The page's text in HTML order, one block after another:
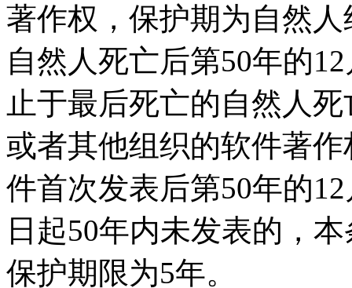
著作权，保护期为自然
自然人死亡后第50年的
止于最后死亡的自然人
或者其他组织的软件著
件首次发表后第50年的
日起50年内未发表的，
保护期限为5年。